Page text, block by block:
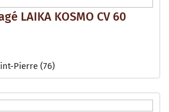
LAIKA KOSMO CV 60
Pierre (76)